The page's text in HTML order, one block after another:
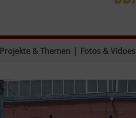
Projekte & Themen | Fotos & Vidoes